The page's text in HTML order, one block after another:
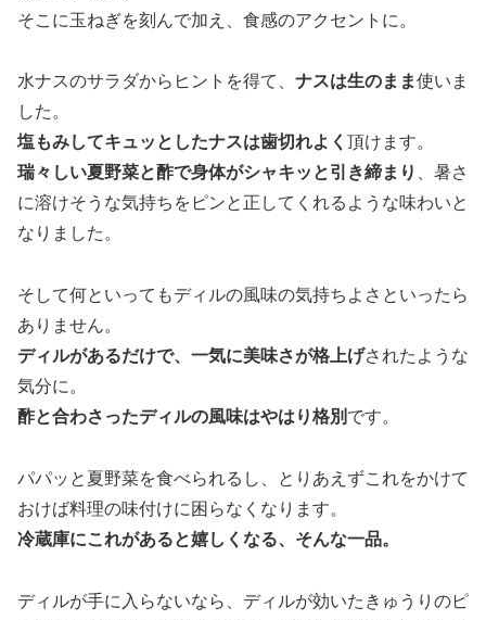
そこに玉ねぎを刻んで加え、食感のアクセントに。
水ナスのサラダからヒントを得て、 ナスは生のまま使いま
した。
塩もみしてキュッとしたナスは歯切れよく 頂けます。
瑞々しい夏野菜と酢で身体がシャキッと引き締まり 、暑さ
に溶けそうな気持ちをピンと正してくれるような味わいと
なりました。
そして何といってもディルの風味の気持ちよさといったら
ありません。
ディルがあるだけで、一気に美味さが格上げされたような
気分に。
酢と合わさったディルの風味はやはり格別 です。
パパッと夏野菜を食べられるし、とりあえずこれをかけて
おけば料理の味付けに困らなくなります。
冷蔵庫にこれがあると嬉しくなる、そんな一品。
ディルが手に入らないなら、ディルが効いたきゅうりのピ